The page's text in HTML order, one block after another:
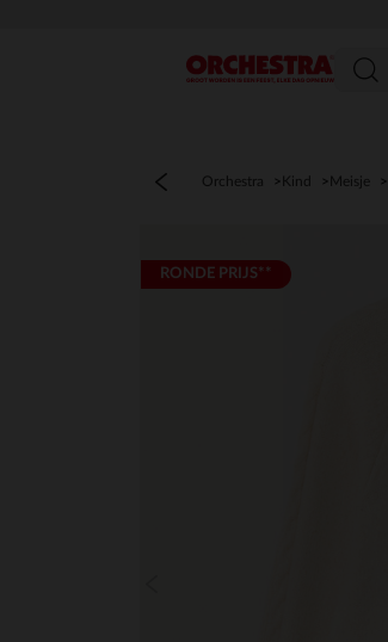
menu
Orchestra Kind Meisje
RONDE PRIJS**